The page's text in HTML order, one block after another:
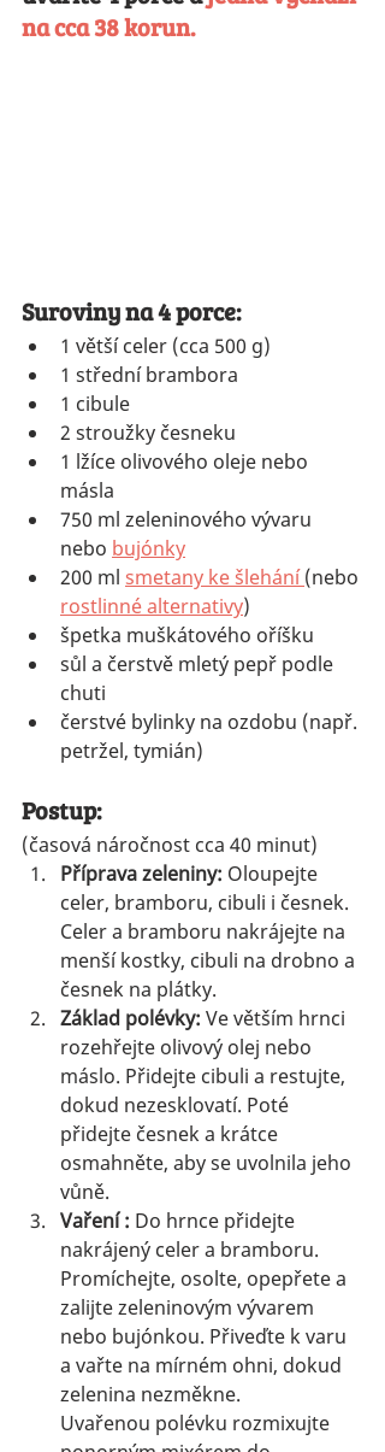
na cca 38 korun.
Suroviny na 4 porce:
1 větší celer (cca 500 g)
1 střední brambora
1 cibule
2 stroužky česneku
1 lžíce olivového oleje nebo
másla
750 ml zeleninového vývaru
nebo bujónky
200 ml smetany ke šlehání (nebo
rostlinné alternativy)
špetka muškátového oříšku
sůl a čerstvě mletý pepř podle
chuti
čerstvé bylinky na ozdobu (např.
petržel, tymián)
Postup:
(časová náročnost cca 40 minut)
Příprava zeleniny: Oloupejte
celer, bramboru, cibuli i česnek.
Celer a bramboru nakrájejte na
menší kostky, cibuli na drobno a
česnek na plátky.
Základ polévky: Ve větším hrnci
rozehřejte olivový olej nebo
máslo. Přidejte cibuli a restujte,
dokud nezesklovatí. Poté
přidejte česnek a krátce
osmahněte, aby se uvolnila jeho
vůně.
Vaření : Do hrnce přidejte
nakrájený celer a bramboru.
Promíchejte, osolte, opepřete a
zalijte zeleninovým vývarem
nebo bujónkou. Přiveďte k varu
a vařte na mírném ohni, dokud
zelenina nezměkne.
Uvařenou polévku rozmixujte